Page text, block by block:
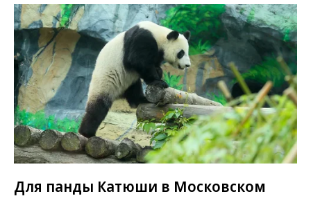
Для панды Катюши в Московском